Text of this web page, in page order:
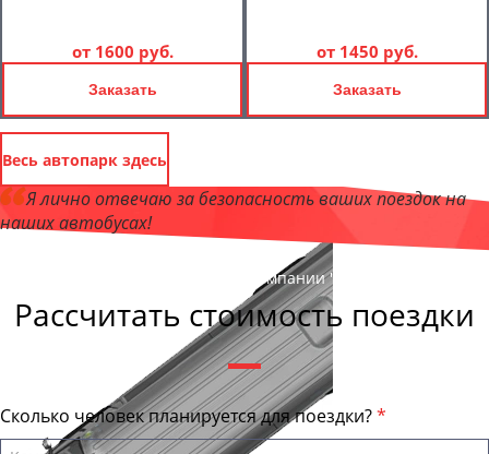
от 1600 руб.
Заказать
от 1450 руб.
Заказать
Весь автопарк здесь
Я лично отвечаю за безопасность ваших поездок на
наших автобусах!
, директор компании "АрхангельскБас"
Рассчитать стоимость поездки
Сколько человек планируется для поездки?